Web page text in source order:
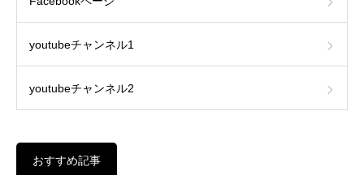
youtubeチャンネル1
youtubeチャンネル2
おすすめ記事